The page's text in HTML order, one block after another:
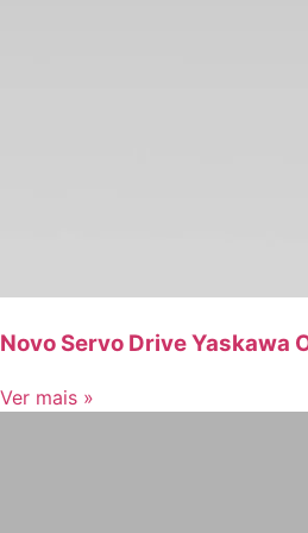
Novo Servo Drive Yaskawa
Ver mais »